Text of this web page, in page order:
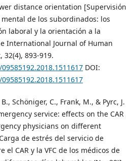
distance orientation [Supervisión
de los subordinados: los
laboral y la orientación a la
International Journal of Human
32(4), 893-919.
DOI:
Schöniger, C., Frank, M., & Pyrc, J.
service: effects on the CAR
physicians on different
de estrés del servicio de
el CAR y la VFC de los médicos de